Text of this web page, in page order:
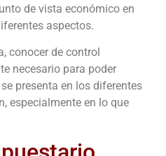
de vista económico en
aspectos.
conocer de control
necesario para poder
presenta en los diferentes
especialmente en lo que